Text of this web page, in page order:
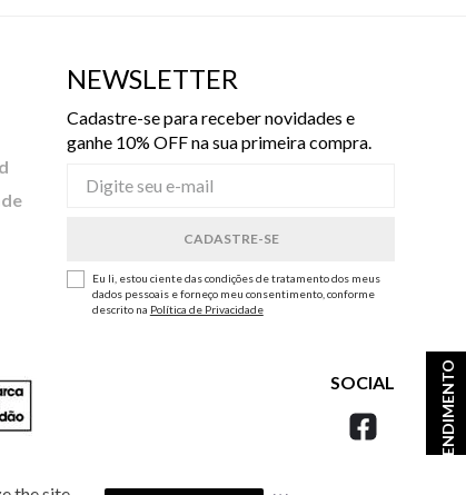
ATENDIMENTO
NEWSLETTER
Cadastre-se para receber novidades e
ganhe 10% OFF na sua primeira compra.
Eu li, estou ciente das condições de tratamento dos meus
dados pessoais e forneço meu consentimento, conforme
descrito na Política de Privacidade
SOCIAL